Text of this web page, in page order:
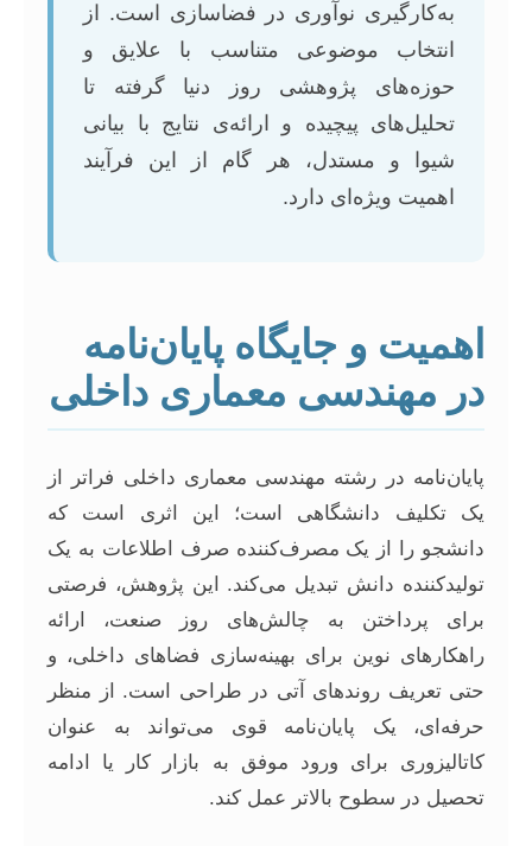
به‌کارگیری نوآوری در فضاسازی است. از
انتخاب موضوعی متناسب با علایق و
حوزه‌های پژوهشی روز دنیا گرفته تا
تحلیل‌های پیچیده و ارائه‌ی نتایج با بیانی
شیوا و مستدل، هر گام از این فرآیند
اهمیت ویژه‌ای دارد.
اهمیت و جایگاه پایان‌نامه
در مهندسی معماری داخلی
پایان‌نامه در رشته مهندسی معماری داخلی فراتر از
یک تکلیف دانشگاهی است؛ این اثری است که
دانشجو را از یک مصرف‌کننده صرف اطلاعات به یک
تولیدکننده دانش تبدیل می‌کند. این پژوهش، فرصتی
برای پرداختن به چالش‌های روز صنعت، ارائه
راهکارهای نوین برای بهینه‌سازی فضاهای داخلی، و
حتی تعریف روندهای آتی در طراحی است. از منظر
حرفه‌ای، یک پایان‌نامه قوی می‌تواند به عنوان
کاتالیزوری برای ورود موفق به بازار کار یا ادامه
تحصیل در سطوح بالاتر عمل کند.